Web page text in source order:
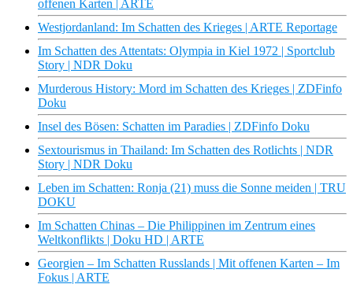
offenen Karten | ARTE
Westjordanland: Im Schatten des Krieges | ARTE Reportage
Im Schatten des Attentats: Olympia in Kiel 1972 | Sportclub
Story | NDR Doku
Murderous History: Mord im Schatten des Krieges | ZDFinfo
Doku
Insel des Bösen: Schatten im Paradies | ZDFinfo Doku
Sextourismus in Thailand: Im Schatten des Rotlichts | NDR
Story | NDR Doku
Leben im Schatten: Ronja (21) muss die Sonne meiden | TRU
DOKU
Im Schatten Chinas – Die Philippinen im Zentrum eines
Weltkonflikts | Doku HD | ARTE
Georgien – Im Schatten Russlands | Mit offenen Karten – Im
Fokus | ARTE